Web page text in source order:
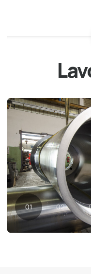
01 02